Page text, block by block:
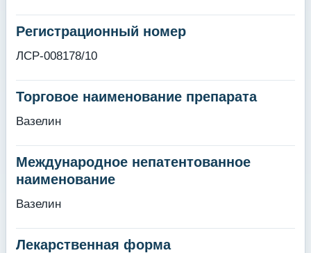
Регистрационный номер
ЛСР-008178/10
Торговое наименование препарата
Вазелин
Международное непатентованное
наименование
Вазелин
Лекарственная форма